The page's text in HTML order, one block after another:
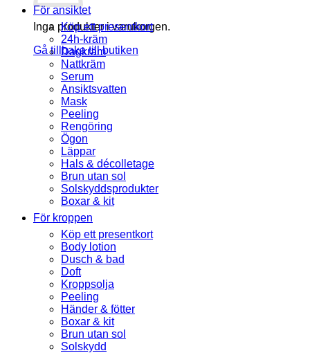
Inga produkter i varukorgen.
Gå tillbaka till butiken
För ansiktet
Köp ett presentkort
24h-kräm
Dagkräm
Nattkräm
Serum
Ansiktsvatten
Mask
Peeling
Rengöring
Ögon
Läppar
Hals & décolletage
Brun utan sol
Solskyddsprodukter
Boxar & kit
För kroppen
Köp ett presentkort
Body lotion
Dusch & bad
Doft
Kroppsolja
Peeling
Händer & fötter
Boxar & kit
Brun utan sol
Solskydd